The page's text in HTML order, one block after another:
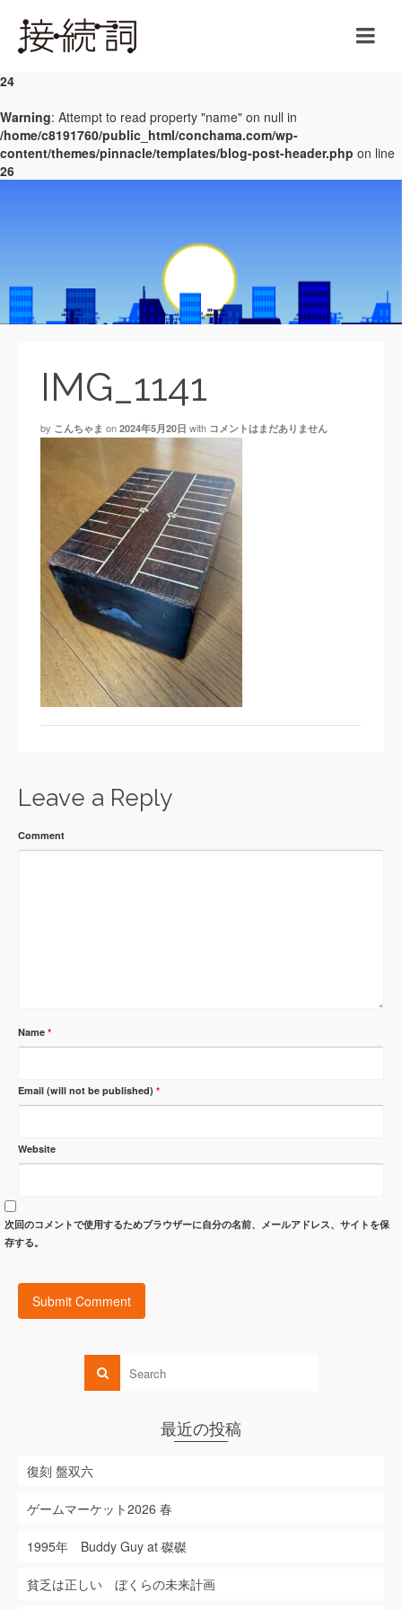
Warning: Undefined array key 0 in
/home/c8191760/public_html/conchama.com/wp-
24
Warning: Attempt to read property "name" on null in
/home/c8191760/public_html/conchama.com/wp-
content/themes/pinnacle/templates/blog-post-header.php on line
26
IMG_1141
by こんちゃま on 2024年5月20日 with コメントはまだありません
Leave a Reply
Comment
Name *
Email (will not be published) *
Website
次回のコメントで使用するためブラウザーに自分の名前、メールアドレス、サイトを保
存する。
最近の投稿
復刻 盤双六
ゲームマーケット2026 春
1995年 Buddy Guy at 磔磔
貧乏は正しい ぼくらの未来計画